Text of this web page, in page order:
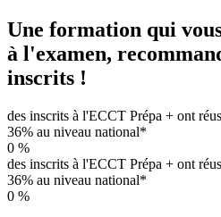
Une formation qui
à l'examen,
inscrits !
des inscrits à l'ECCT Prépa + ont
36% au niveau national*
0 %
des inscrits à l'ECCT Prépa + ont
36% au niveau national*
0 %